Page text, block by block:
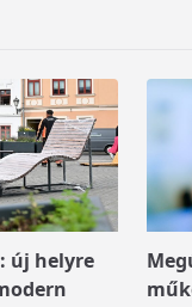
új helyre